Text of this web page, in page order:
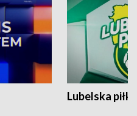
Lubelska piłka